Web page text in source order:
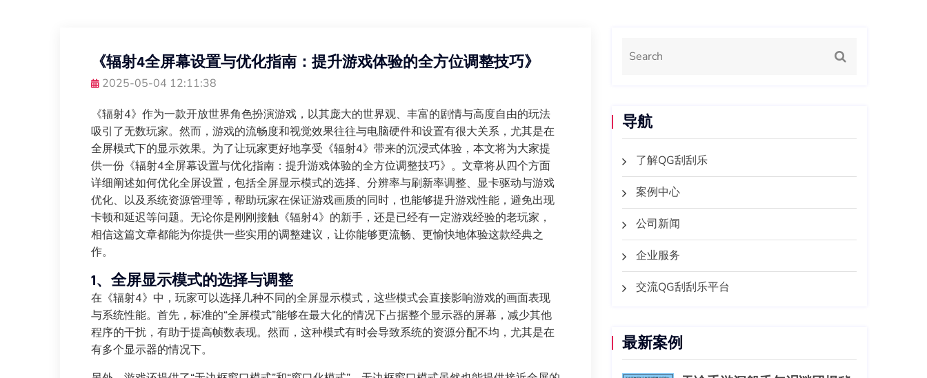
《辐射4全屏幕设置与优化指南：提升游戏体验的全方位调整技巧》
2025-05-04 12:11:38
《辐射4》作为一款开放世界角色扮演游戏，以其庞大的世界观、丰富的剧情与高度自由的玩法
吸引了无数玩家。然而，游戏的流畅度和视觉效果往往与电脑硬件和设置有很大关系，尤其是在
全屏模式下的显示效果。为了让玩家更好地享受《辐射4》带来的沉浸式体验，本文将为大家提
供一份《辐射4全屏幕设置与优化指南：提升游戏体验的全方位调整技巧》。文章将从四个方面
详细阐述如何优化全屏设置，包括全屏显示模式的选择、分辨率与刷新率调整、显卡驱动与游戏
优化、以及系统资源管理等，帮助玩家在保证游戏画质的同时，也能够提升游戏性能，避免出现
卡顿和延迟等问题。无论你是刚刚接触《辐射4》的新手，还是已经有一定游戏经验的老玩家，
相信这篇文章都能为你提供一些实用的调整建议，让你能够更流畅、更愉快地体验这款经典之
作。
1、全屏显示模式的选择与调整
在《辐射4》中，玩家可以选择几种不同的全屏显示模式，这些模式会直接影响游戏的画面表现
与系统性能。首先，标准的“全屏模式”能够在最大化的情况下占据整个显示器的屏幕，减少其他
程序的干扰，有助于提高帧数表现。然而，这种模式有时会导致系统的资源分配不均，尤其是在
有多个显示器的情况下。
导航
了解QG刮刮乐
案例中心
公司新闻
企业服务
交流QG刮刮乐平台
最新案例